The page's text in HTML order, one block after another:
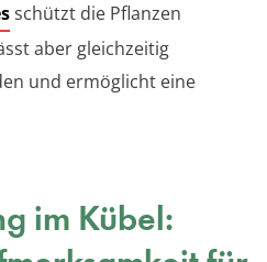
schützt die Pflanzen
aber gleichzeitig
und ermöglicht eine
im Kübel: